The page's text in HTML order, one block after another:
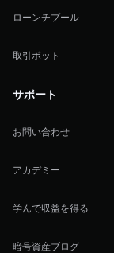
ローンチプール
取引ボット
サポート
お問い合わせ
アカデミー
学んで収益を得る
暗号資産ブログ